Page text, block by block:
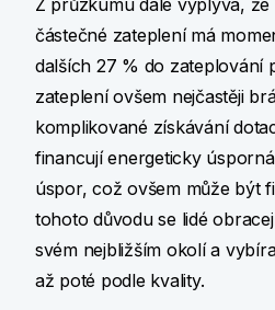
Z průzkumu dále vyplývá,
částečné zateplení má
dalších 27 % do zateplování
zateplení ovšem nejčastěji
komplikované získávání
financují energeticky
úspor, což ovšem může být
tohoto důvodu se lidé
svém nejbližším okolí a
až poté podle kvality.